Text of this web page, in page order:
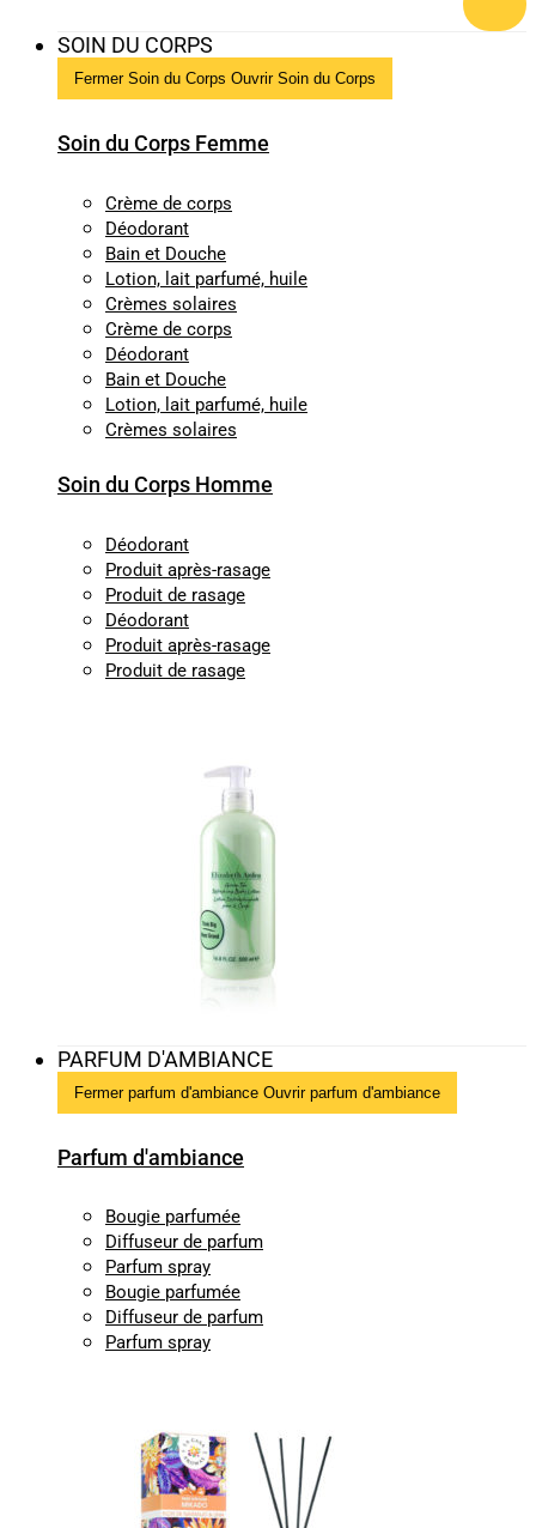
SOIN DU CORPS
Fermer Soin du Corps Ouvrir Soin du Corps
Soin du Corps Femme
Crème de corps
Déodorant
Bain et Douche
Lotion, lait parfumé, huile
Crèmes solaires
Crème de corps
Déodorant
Bain et Douche
Lotion, lait parfumé, huile
Crèmes solaires
Soin du Corps Homme
Déodorant
Produit après-rasage
Produit de rasage
Déodorant
Produit après-rasage
Produit de rasage
PARFUM D'AMBIANCE
Fermer parfum d'ambiance Ouvrir parfum d'ambiance
Parfum d'ambiance
Bougie parfumée
Diffuseur de parfum
Parfum spray
Bougie parfumée
Diffuseur de parfum
Parfum spray